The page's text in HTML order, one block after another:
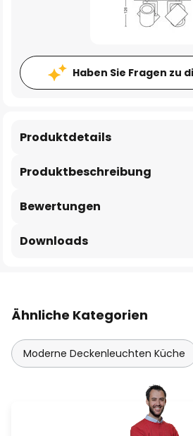
Haben Sie Fragen zu
Produktbeschreibung
Produktdetails
Bewertungen
Downloads
Ähnliche Kategorien
Moderne Deckenleuchten Küche